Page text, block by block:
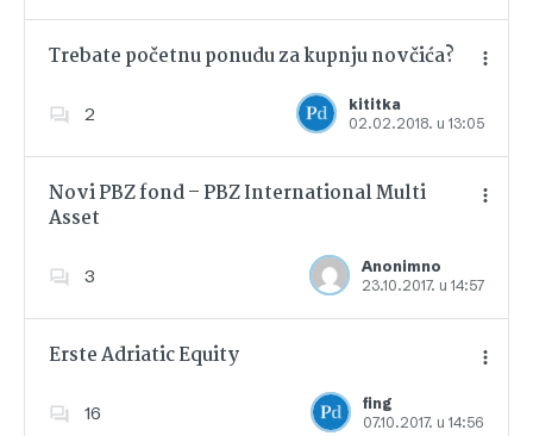
Trebate početnu ponudu za kupnju novčića?
2
kititka
02.02.2018. u 13:05
Dodajte u favorite
Novi PBZ fond – PBZ International Multi
Asset
3
Anonimno
23.10.2017. u 14:57
Dodajte u favorite
Erste Adriatic Equity
16
fing
07.10.2017. u 14:56
Dodajte u favorite